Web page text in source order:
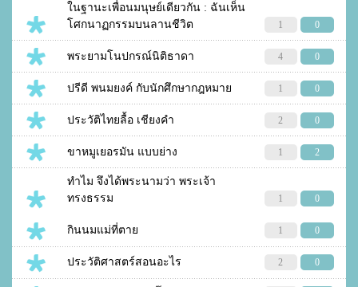
ในฐานะเพื่อนมนุษย์เดียวกัน : ฉันเห็น
โศกนาฏกรรมบนลานชีวิต
1 0
พระยามโนปกรณ์นิติธาดา 4 0
ปรีดี พนมยงค์ กับนักศึกษากฎหมาย 1 0
ประวัติไทยลื้อ เชียงคำ 2 0
ขาหมูเยอรมัน แบบย่าง 1 2
ทำไม จึงได้พระนามว่า พระเจ้า
ทรงธรรม
1 0
กินนมแม่ที่ตาย 1 0
ประวัติศาสตร์สอนอะไร 2 0